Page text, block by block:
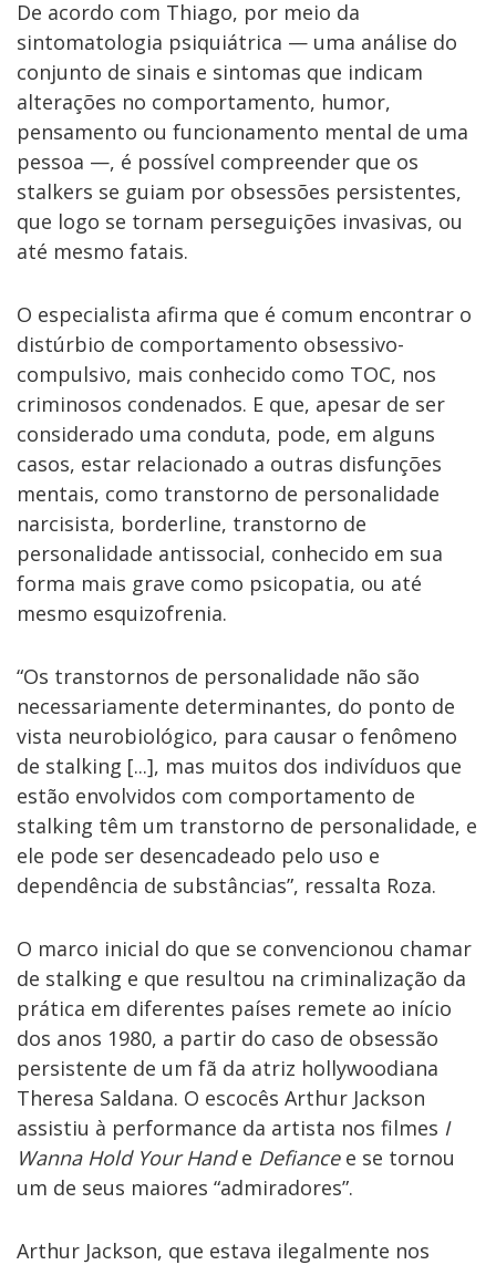
De acordo com Thiago, por meio da
sintomatologia psiquiátrica — uma análise do
conjunto de sinais e sintomas que indicam
alterações no comportamento, humor,
pensamento ou funcionamento mental de uma
pessoa —, é possível compreender que os
stalkers se guiam por obsessões persistentes,
que logo se tornam perseguições invasivas, ou
até mesmo fatais.
O especialista afirma que é comum encontrar o
distúrbio de comportamento obsessivo-
compulsivo, mais conhecido como TOC, nos
criminosos condenados. E que, apesar de ser
considerado uma conduta, pode, em alguns
casos, estar relacionado a outras disfunções
mentais, como transtorno de personalidade
narcisista, borderline, transtorno de
personalidade antissocial, conhecido em sua
forma mais grave como psicopatia, ou até
mesmo esquizofrenia.
“Os transtornos de personalidade não são
necessariamente determinantes, do ponto de
vista neurobiológico, para causar o fenômeno
de stalking [...], mas muitos dos indivíduos que
estão envolvidos com comportamento de
stalking têm um transtorno de personalidade, e
ele pode ser desencadeado pelo uso e
dependência de substâncias”, ressalta Roza.
O marco inicial do que se convencionou chamar
de stalking e que resultou na criminalização da
prática em diferentes países remete ao início
dos anos 1980, a partir do caso de obsessão
persistente de um fã da atriz hollywoodiana
Theresa Saldana. O escocês Arthur Jackson
assistiu à performance da artista nos filmes I
Wanna Hold Your Hande Defiancee se tornou
um de seus maiores “admiradores”.
Arthur Jackson, que estava ilegalmente nos